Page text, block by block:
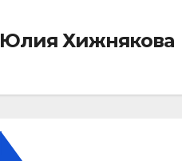
Юлия Хижнякова